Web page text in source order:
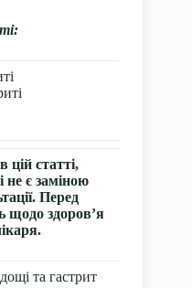
цій статті,
не є заміною
Перед
щодо здоров’я
та гастрит